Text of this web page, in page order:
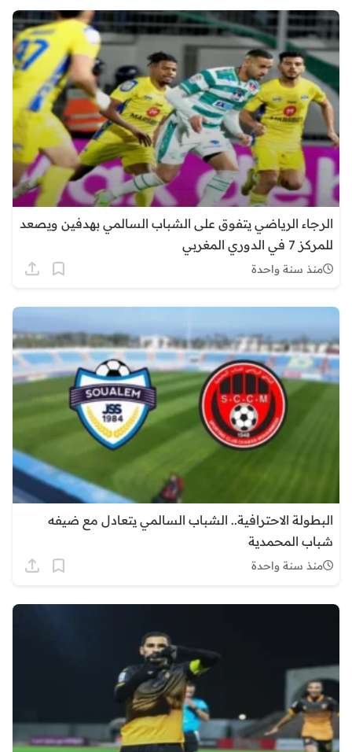
الرجاء الرياضي يتفوق على الشباب السالمي بهدفين ويصعد
للمركز 7 في الدوري المغربي
منذ سنة واحدة
البطولة الاحترافية.. الشباب السالمي يتعادل مع ضيفه
شباب المحمدية
منذ سنة واحدة